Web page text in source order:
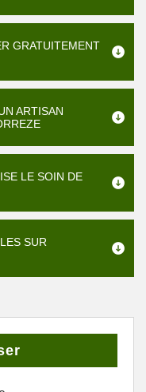
GRATUITEMENT
ARTISAN
LE SOIN DE
SUR